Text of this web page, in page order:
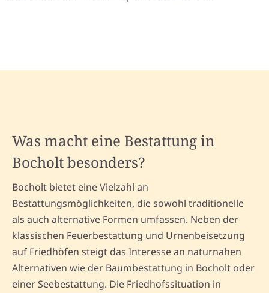
Was macht eine Bestattung in
Bocholt besonders?
Bocholt bietet eine Vielzahl an
Bestattungsmöglichkeiten, die sowohl traditionelle
als auch alternative Formen umfassen. Neben der
klassischen Feuerbestattung und Urnenbeisetzung
auf Friedhöfen steigt das Interesse an naturnahen
Alternativen wie der Baumbestattung in Bocholt oder
einer Seebestattung. Die Friedhofssituation in